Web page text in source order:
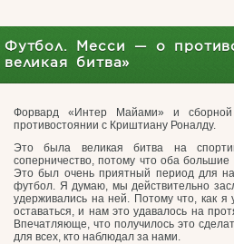
Футбол. Месси — о
великая битва»
Форвард «Интер Майами» и
противостоянии с Криштиану Роналду.
Это была великая битва на
соперничество, потому что оба
Это был очень приятный период для
футбол. Я думаю, мы действительно
удерживались на ней. Потому что, как я
оставаться, и нам это удавалось на
Впечатляюще, что получилось это
для всех, кто наблюдал за нами.